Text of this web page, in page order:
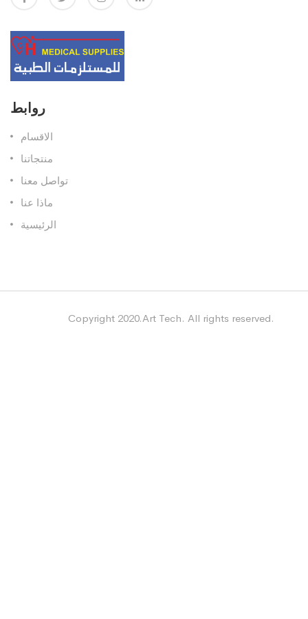
روابط
الاقسام
منتجاتنا
تواصل معنا
ماذا عنا
الرئيسية
Copyright 2020.Art Tech. All rights reserved.